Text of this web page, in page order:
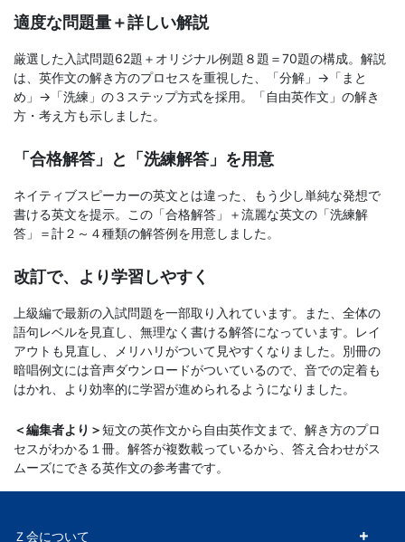
向
け
書
籍、
文
芸
書
ま
で
適度な問題量＋詳しい解説
厳選した入試問題62題＋オリジナル例題８題＝70題の構成。解説
は、英作文の解き方のプロセスを重視した、「分解」→「まと
め」→「洗練」の３ステップ方式を採用。「自由英作文」の解き
方・考え方も示しました。
「合格解答」と「洗練解答」を用意
ネイティブスピーカーの英文とは違った、もう少し単純な発想で
書ける英文を提示。この「合格解答」＋流麗な英文の「洗練解
答」＝計２～４種類の解答例を用意しました。
改訂で、より学習しやすく
上級編で最新の入試問題を一部取り入れています。また、全体の
語句レベルを見直し、無理なく書ける解答になっています。レイ
アウトも見直し、メリハリがついて見やすくなりました。別冊の
暗唱例文には音声ダウンロードがついているので、音での定着も
はかれ、より効率的に学習が進められるようになりました。
＜編集者より＞短文の英作文から自由英作文まで、解き方のプロ
セスがわかる１冊。解答が複数載っているから、答え合わせがス
ムーズにできる英作文の参考書です。
Ｚ会について